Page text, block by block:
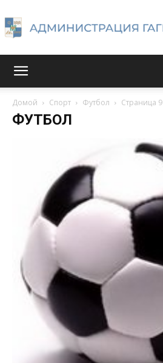
Домой Спорт Футбол Страница 9
ФУТБОЛ